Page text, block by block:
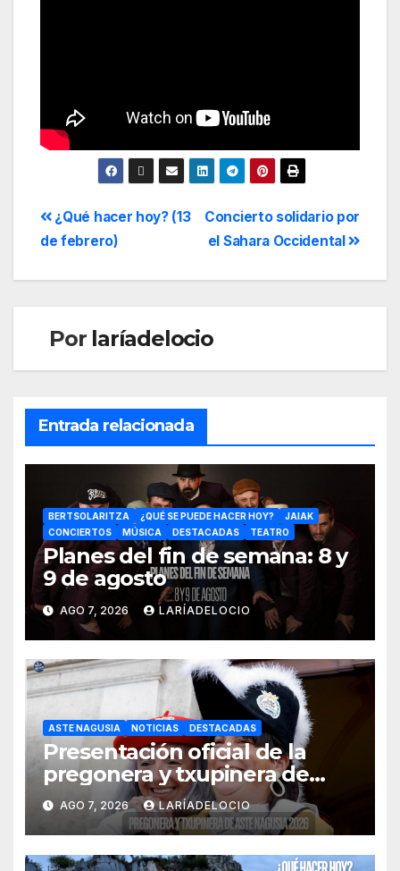
Concierto solidario por
el Sahara Occidental
¿Qué hacer hoy? (13
de febrero)
Por laríadelocio
Entrada relacionada
BERTSOLARITZA ¿QUÉ SE PUEDE HACER HOY?
JAIAK
CONCIERTOS
MÚSICA DESTACADAS TEATRO
Planes del fin de semana: 8 y
9 de agosto
AGO 7, 2026 LARÍADELOCIO
ASTE NAGUSIA NOTICIAS DESTACADAS
Presentación oficial de la
pregonera y txupinera de
Aste Nagusia 2026
AGO 7, 2026 LARÍADELOCIO